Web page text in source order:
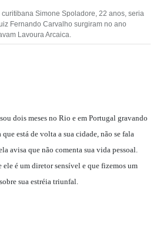
Simone Spoladore, 22 anos, seria
Fernando Carvalho surgiram no ano
Lavoura Arcaica.
dois meses no Rio e em Portugal gravando
está de volta a sua cidade, não se fala
avisa que não comenta sua vida pessoal.
ele é um diretor sensível e que fizemos um
sua estréia triunfal.